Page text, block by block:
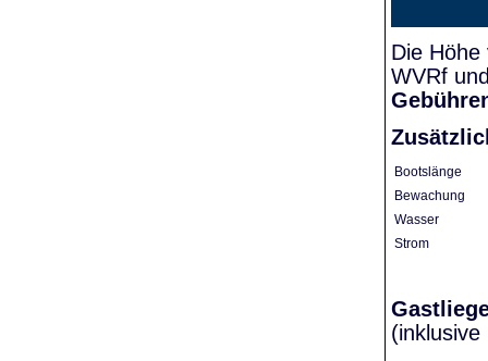
Die
WVRf
Bootslänge
Bewachung
Wasser
Strom